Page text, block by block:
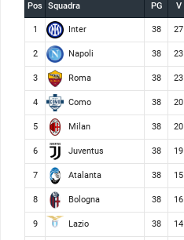
Pos Squadra PG V
1 Inter 38 27
2 Napoli 38 23
3 Roma 38 23
4 Como 38 20
5 Milan 38 20
6 Juventus 38 19
7 Atalanta 38 15
8 Bologna 38 16
9 Lazio 38 14